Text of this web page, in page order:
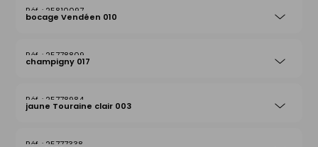
25810097
bocage Vendéen 010
25778809
champigny 017
25778984
jaune Touraine clair 003
25777338